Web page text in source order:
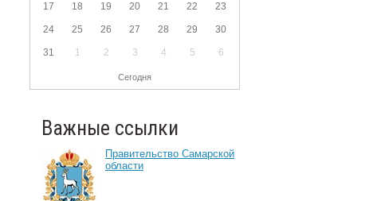
17 18 19 20 21 22 23
24 25 26 27 28 29 30
31 1 2 3 4 5 6
Сегодня
Важные ссылки
Правительство Самарской
области